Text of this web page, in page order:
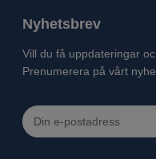
Nyhetsbrev
Vill du få uppdateringar
Prenumerera på vårt